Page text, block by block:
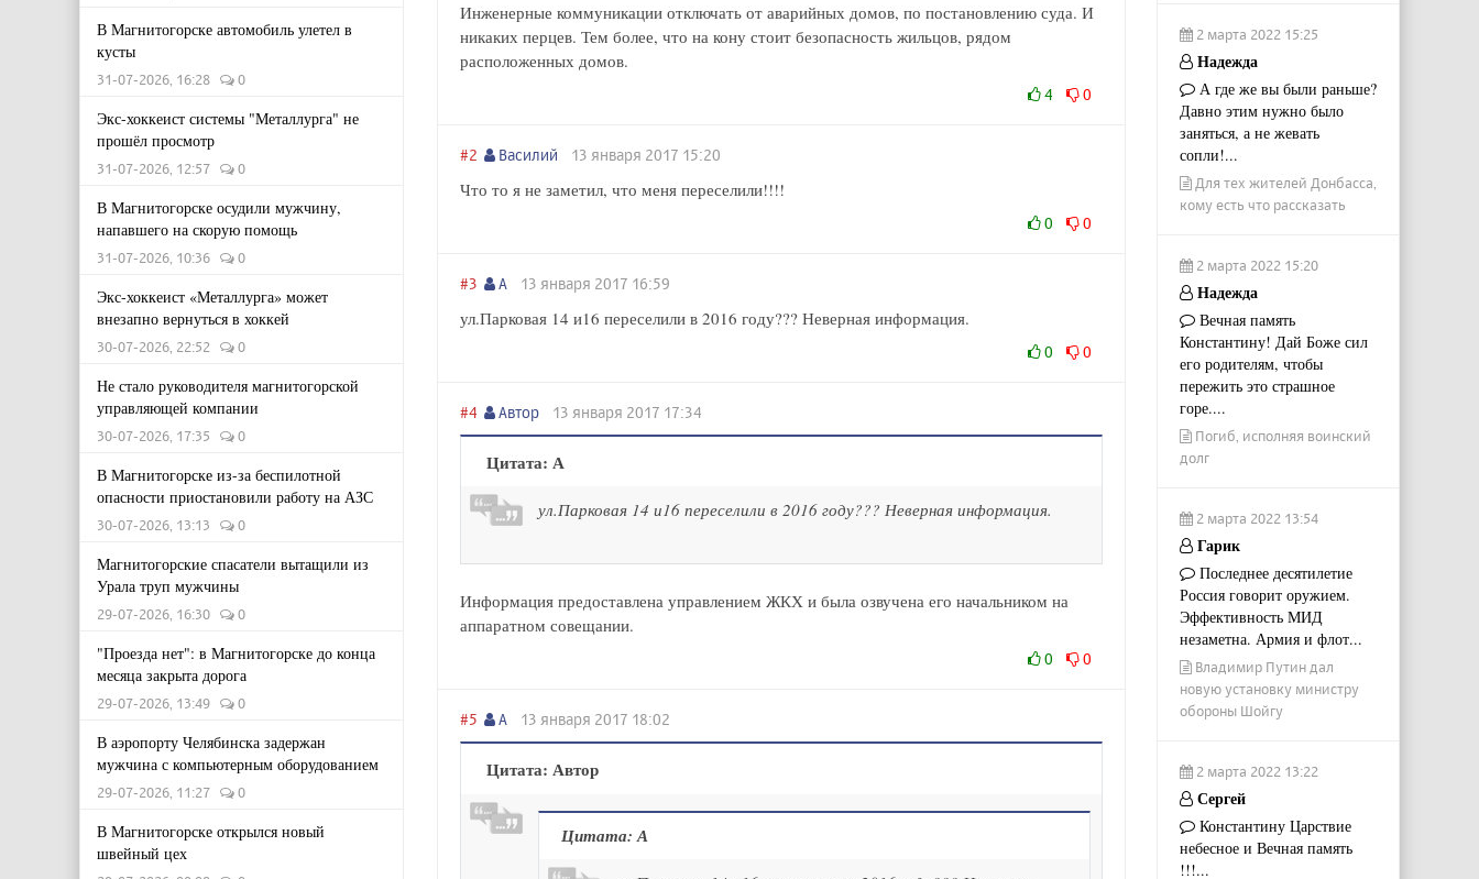
В Магнитогорске автомобиль улетел в
кусты
31-07-2026, 16:28 0
Экс-хоккеист системы "Металлурга" не
прошёл просмотр
31-07-2026, 12:57 0
В Магнитогорске осудили мужчину,
напавшего на скорую помощь
31-07-2026, 10:36 0
Экс-хоккеист «Металлурга» может
внезапно вернуться в хоккей
30-07-2026, 22:52 0
Не стало руководителя магнитогорской
управляющей компании
30-07-2026, 17:35 0
В Магнитогорске из-за беспилотной
опасности приостановили работу на АЗС
30-07-2026, 13:13 0
Магнитогорские спасатели вытащили из
Урала труп мужчины
29-07-2026, 16:30 0
"Проезда нет": в Магнитогорске до конца
месяца закрыта дорога
29-07-2026, 13:49 0
В аэропорту Челябинска задержан
мужчина с компьютерным оборудованием
29-07-2026, 11:27 0
В Магнитогорске открылся новый
швейный цех
Инженерные коммуникации отключать от аварийных домов, по постановлению суда. И
никаких перцев. Тем более, что на кону стоит безопасность жильцов, рядом
расположенных домов.
4 0
#2 Василий 13 января 2017 15:20
Что то я не заметил, что меня переселили!!!!
0 0
#3 А 13 января 2017 16:59
ул.Парковая 14 и16 переселили в 2016 году??? Неверная информация.
0 0
#4 Автор 13 января 2017 17:34
Цитата: А
ул.Парковая 14 и16 переселили в 2016 году??? Неверная информация.
Информация предоставлена управлением ЖКХ и была озвучена его начальником на
аппаратном совещании.
0 0
#5 А 13 января 2017 18:02
Цитата: Автор
Цитата: А
2 марта 2022 15:25
Надежда
А где же вы были раньше?
Давно этим нужно было
заняться, а не жевать
сопли!...
Для тех жителей Донбасса,
кому есть что рассказать
2 марта 2022 15:20
Надежда
Вечная память
Константину! Дай Боже сил
его родителям, чтобы
пережить это страшное
горе....
Погиб, исполняя воинский
долг
2 марта 2022 13:54
Гарик
Последнее десятилетие
Россия говорит оружием.
Эффективность МИД
незаметна. Армия и флот...
Владимир Путин дал
новую установку министру
обороны Шойгу
2 марта 2022 13:22
Сергей
Константину Царствие
небесное и Вечная память
!!!...